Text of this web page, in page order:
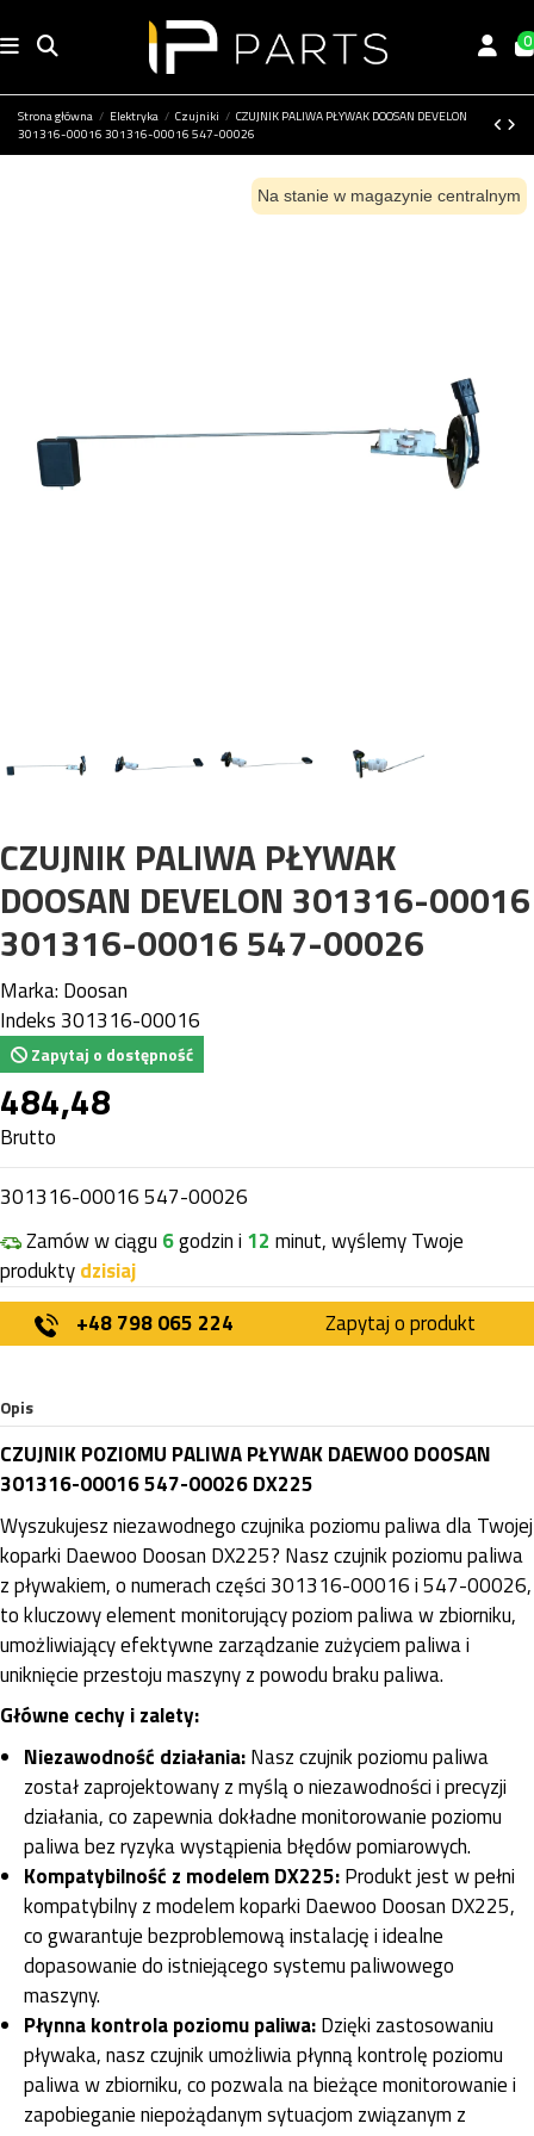
0
Strona główna Elektryka Czujniki
CZUJNIK PALIWA PŁYWAK DOOSAN DEVELON
301316-00016 301316-00016 547-00026
Na stanie w magazynie centralnym
CZUJNIK PALIWA PŁYWAK
DOOSAN DEVELON 301316-00016
301316-00016 547-00026
Marka: Doosan
Indeks 301316-00016
Zapytaj o dostępność
484,48
Brutto
301316-00016 547-00026
Zamów w ciągu 6godzin i 12 minut, wyślemy Twoje
produktydzisiaj
+48 798 065 224
Zapytaj o produkt
Opis
CZUJNIK POZIOMU PALIWA PŁYWAK DAEWOO DOOSAN
301316-00016 547-00026 DX225
Wyszukujesz niezawodnego czujnika poziomu paliwa dla Twojej
koparki Daewoo Doosan DX225? Nasz czujnik poziomu paliwa
z pływakiem, o numerach części 301316-00016 i 547-00026,
to kluczowy element monitorujący poziom paliwa w zbiorniku,
umożliwiający efektywne zarządzanie zużyciem paliwa i
uniknięcie przestoju maszyny z powodu braku paliwa.
Główne cechy i zalety:
Niezawodność działania:Nasz czujnik poziomu paliwa
został zaprojektowany z myślą o niezawodności i precyzji
działania, co zapewnia dokładne monitorowanie poziomu
paliwa bez ryzyka wystąpienia błędów pomiarowych.
Kompatybilność z modelem DX225:Produkt jest w pełni
kompatybilny z modelem koparki Daewoo Doosan DX225,
co gwarantuje bezproblemową instalację i idealne
dopasowanie do istniejącego systemu paliwowego
maszyny.
Płynna kontrola poziomu paliwa:Dzięki zastosowaniu
pływaka, nasz czujnik umożliwia płynną kontrolę poziomu
paliwa w zbiorniku, co pozwala na bieżące monitorowanie i
zapobieganie niepożądanym sytuacjom związanym z